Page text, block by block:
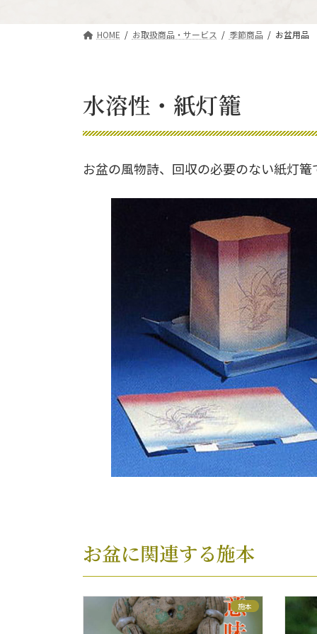
HOME お取扱商品・サービス 季節商品 お盆用品
水溶性・紙灯籠
お盆の風物詩、回収の必要のない紙灯篭
お盆に関連する施本
施本